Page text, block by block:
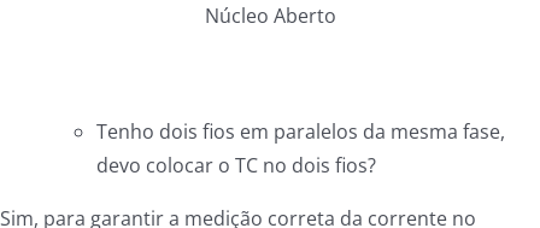
Núcleo Aberto
Tenho dois fios em paralelos da mesma fase,
devo colocar o TC no dois fios?
Sim, para garantir a medição correta da corrente no